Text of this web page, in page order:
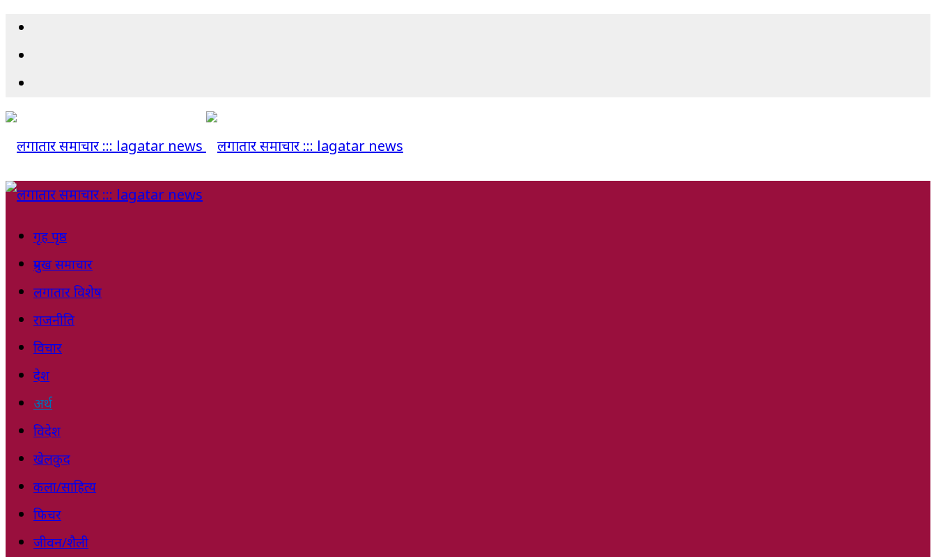
गृह पृष्ठ
प्रमुख समाचार
लगातार विशेष
राजनीति
विचार
देश
अर्थ
विदेश
खेलकुद
कला/साहित्य
फिचर
जीवन/शैली